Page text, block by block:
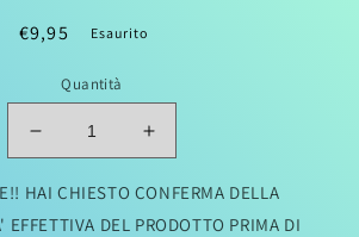
Prezzo
listino
€9,95 Esaurito
Quantità
Diminuisci
quantità
per
INUYASHA
Aumenta
quantità
per
INUYASHA
HAI CHIESTO CONFERMA DELLA
EFFETTIVA DEL PRODOTTO PRIMA DI